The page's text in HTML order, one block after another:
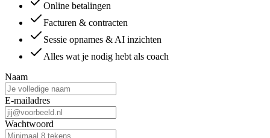
Online betalingen
Facturen & contracten
Sessie opnames & AI inzichten
Alles wat je nodig hebt als coach
Naam
E-mailadres
Wachtwoord